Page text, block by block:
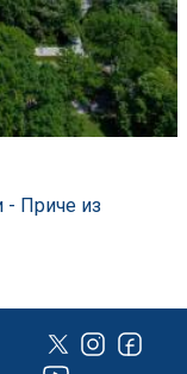
- Приче из